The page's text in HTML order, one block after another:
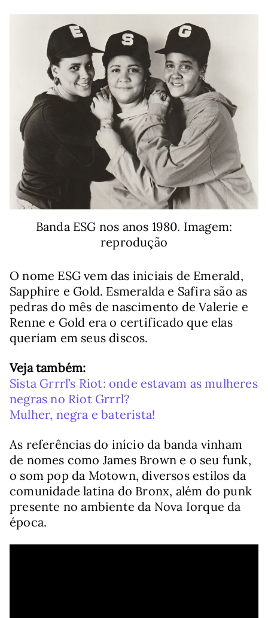
Banda ESG nos anos 1980. Imagem:
reprodução
O nome ESG vem das iniciais de Emerald,
Sapphire e Gold. Esmeralda e Safira são as
pedras do mês de nascimento de Valerie e
Renne e Gold era o certificado que elas
queriam em seus discos.
Veja também:
Sista Grrrl’s Riot: onde estavam as mulheres
negras no Riot Grrrl?
Mulher, negra e baterista!
As referências do início da banda vinham
de nomes como James Brown e o seu funk,
o som pop da Motown, diversos estilos da
comunidade latina do Bronx, além do punk
presente no ambiente da Nova Iorque da
época.